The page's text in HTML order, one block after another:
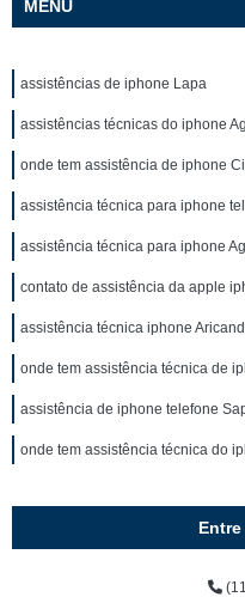
MENU
assistências de iphone Lapa
assistências técnicas do iphone
onde tem assistência de iphone
assistência técnica para iphone
assistência técnica para iphone
contato de assistência da apple
assistência técnica iphone
onde tem assistência técnica de
assistência de iphone telefone
onde tem assistência técnica do